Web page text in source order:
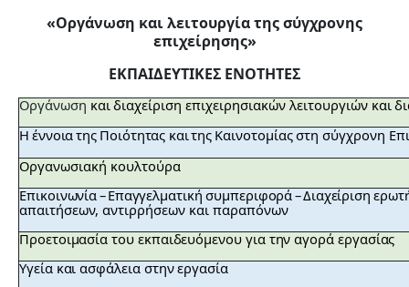
«Οργάνωση και λειτουργία της σύγχρονης
επιχείρησης»
ΕΚΠΑΙΔΕΥΤΙΚΕΣ ΕΝΟΤΗΤΕΣ
Οργάνωση καιδιαχείριση επιχειρησιακών λειτουργιών και
Η έννοιατης Ποιότητας καιτης Καινοτομίαςστη σύγχρονη
Οργανωσιακή κουλτούρα
Επικοινωνία–Επαγγελματική συμπεριφορά–Διαχείριση
απαιτήσεων, αντιρρήσεων και παραπόνων
Προετοιμασία του εκπαιδευόμενου για την αγορά εργασίας
Υγεία και ασφάλεια στην εργασία